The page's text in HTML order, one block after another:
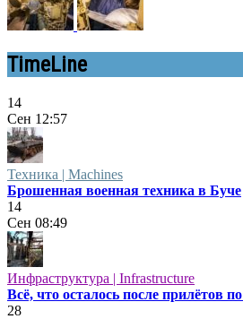
TimeLine
14
Сен 12:57
Техника | Machines
Брошенная военная техника в Буче
14
Сен 08:49
Инфраструктура | Infrastructure
Всё, что осталось после прилётов
28